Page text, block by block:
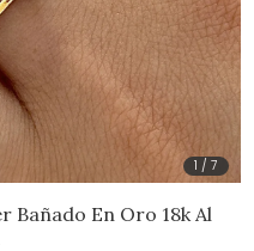
1 /7
Bañado En Oro 18k Al